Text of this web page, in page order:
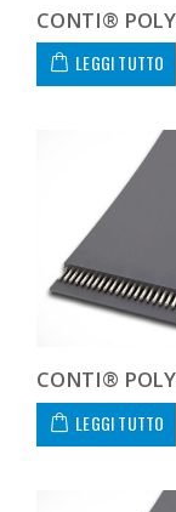
LEGGI TUTTO
LEGGI TUTTO